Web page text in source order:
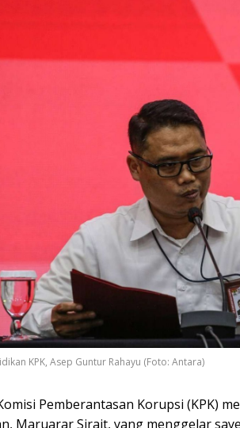
KPK, Asep Guntur Rahayu (Foto: Antara)
Pemberantasan Korupsi (KPK)
Maruarar Sirait, yang menggelar